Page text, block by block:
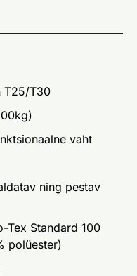
T25/T30
vaht
ning pestav
Tex Standard 100
polüester)